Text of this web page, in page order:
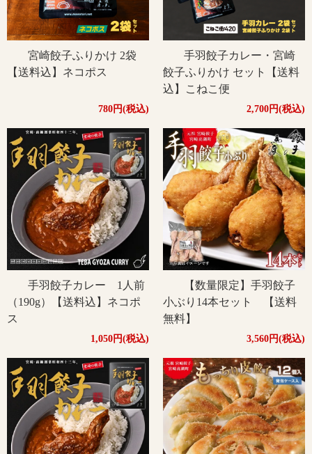
宮崎餃子ふりかけ 2袋
【送料込】ネコポス
780円(税込)
手羽餃子カレー・宮崎
餃子ふりかけ セット【送料
込】こねこ便
2,700円(税込)
手羽餃子カレー 1人前
（190g）【送料込】ネコポ
ス
1,050円(税込)
【数量限定】手羽餃子
小ぶり14本セット 【送料
無料】
3,560円(税込)